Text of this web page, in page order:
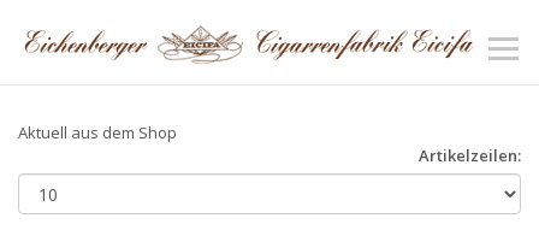
Aktuell aus dem Shop
Artikelzeilen: